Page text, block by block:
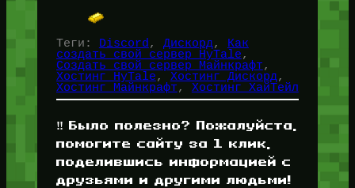
Теги: Discord , Дискорд, Как
создать свой сервер HyTale
Создать свой сервер Майнкрафт
Хостинг HyTale, Хостинг Дискорд
Хостинг Майнкрафт, Хостинг ХайТейл
‼️ Было полезно? Пожалуйста,
помогите сайту за 1 клик,
поделившись информацией с
друзьями и другими людьми!